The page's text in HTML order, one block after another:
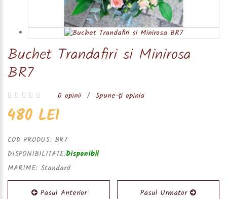
Buchet Trandafiri si Minirosa
BR7
0 opinii / Spune-ţi opinia
480 LEI
COD PRODUS: BR7
DISPONIBILITATE:Disponibil
MARIME: Standard
Pasul Anterior Pasul Urmator